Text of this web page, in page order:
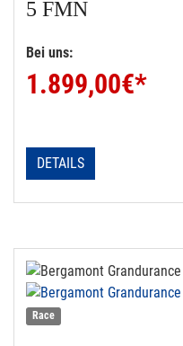
5 FMN
Bei uns:
1.899,00€*
DETAILS
Race